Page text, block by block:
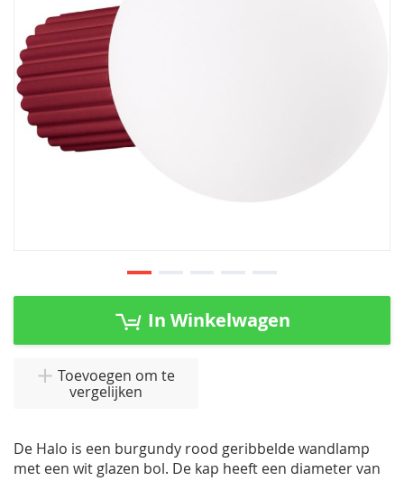
gallerij
Ga
In Winkelwagen
Toevoegen om te
vergelijken
De Halo is een burgundy rood geribbelde wandlamp
met een wit glazen bol. De kap heeft een diameter van